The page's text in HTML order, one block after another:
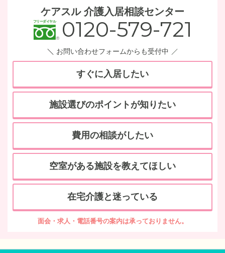
ケアスル 介護入居相談センター
0120-579-721
お問い合わせフォームからも受付中
すぐに入居したい
施設選びのポイントが知りたい
費用の相談がしたい
空室がある施設を教えてほしい
在宅介護と迷っている
面会・求人・電話番号の案内は承っておりません。